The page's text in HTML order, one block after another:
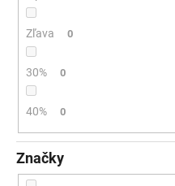
Zľava 0
30% 0
40% 0
Značky
O
r
ú
č